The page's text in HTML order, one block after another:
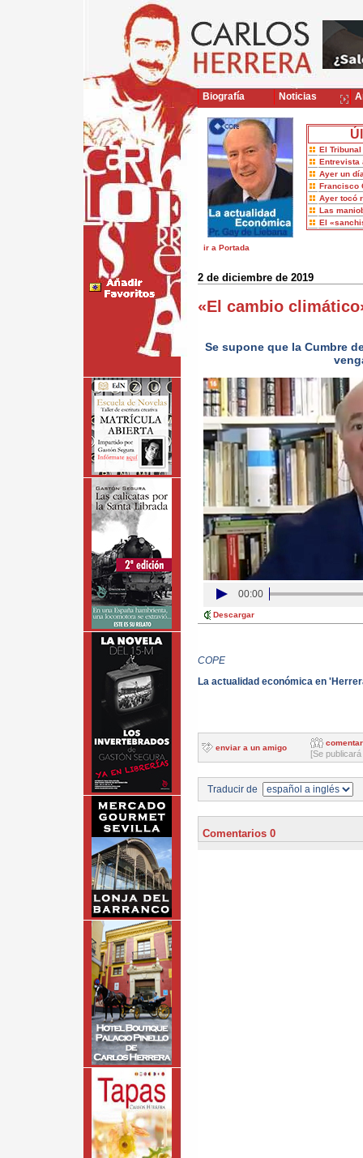
El
Entrevista
Ayer un
Francisco
Ayer tocó
Las
El
ir a Portada
2 de diciembre de 2019
«El cambio
Se supone que la Cumbre
00:00
Descargar
COPE
La actualidad económica en
enviar a un amigo
comentar
[Se
Traducir de
Comentarios 0
Biografía Noticias